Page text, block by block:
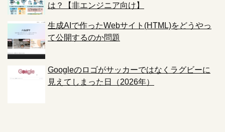
は？【非エンジニア向け】
生成AIで作ったWebサイト(HTML)をどうやっ
て公開するのか問題
Googleのロゴがサッカーではなくラグビーに
見えてしまった日（2026年）